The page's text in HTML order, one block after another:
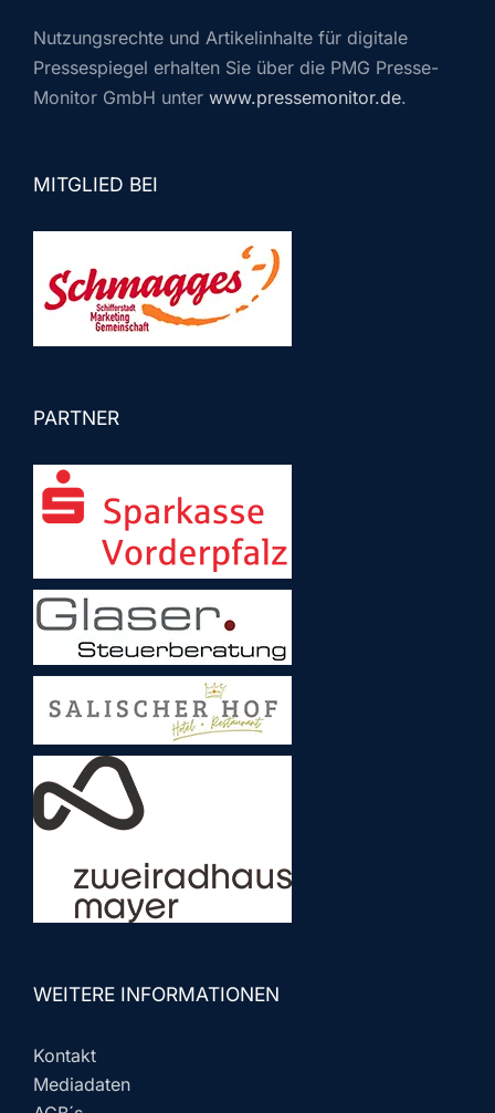
Nutzungsrechte und Artikelinhalte für digitale
Pressespiegel erhalten Sie über die PMG Presse-
Monitor GmbH unter www.pressemonitor.de.
MITGLIED BEI
PARTNER
WEITERE INFORMATIONEN
Kontakt
Mediadaten